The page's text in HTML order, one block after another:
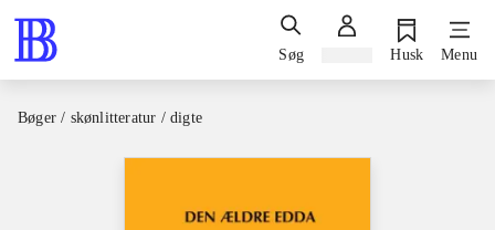
Søg Husk Menu
Bøger / skønlitteratur / digte